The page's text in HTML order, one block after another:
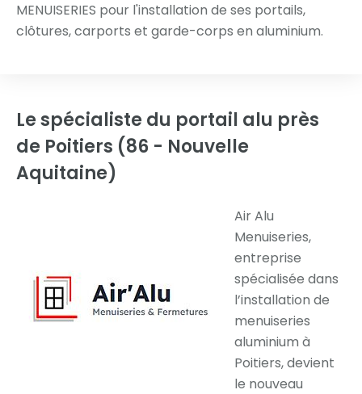
MENUISERIES pour l'installation de ses portails,
clôtures, carports et garde-corps en aluminium.
Le spécialiste du portail alu près
de Poitiers (86 - Nouvelle
Aquitaine)
Air Alu
Menuiseries,
entreprise
spécialisée dans
l’installation de
menuiseries
aluminium à
Poitiers, devient
le nouveau